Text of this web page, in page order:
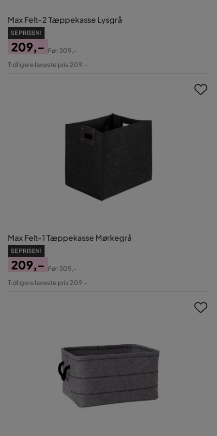
Max Felt-2 Tæppekasse Lysgrå
SE PRISEN!
Pris
209,-
Original
Før309,-
Tidligere laveste pris 209,-
Max Felt-1 Tæppekasse Mørkegrå
SE PRISEN!
Pris
209,-
Original
Før309,-
Tidligere laveste pris 209,-